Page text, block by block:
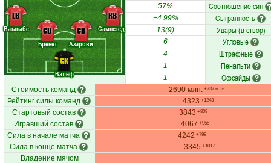
Валеф
Ватанабе
Бренет
Азарови
Сампстед
GK
LB
CD
CD
RB
57% Соотношение сил
+4.99% Сыгранность
13(9) Удары (в створ)
6 Угловые
4 Штрафные
1 Пенальти
1 Офсайды
Стоимость команд 2690 млн. +737 млн.
Рейтинг силы команд 4323 +1243
Стартовый состав 3843 +809
Игравший состав 4067 +955
Сила в начале матча 4242 +798
Сила в конце матча 3345 +1017
Владение мячом